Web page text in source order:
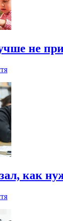
не
как